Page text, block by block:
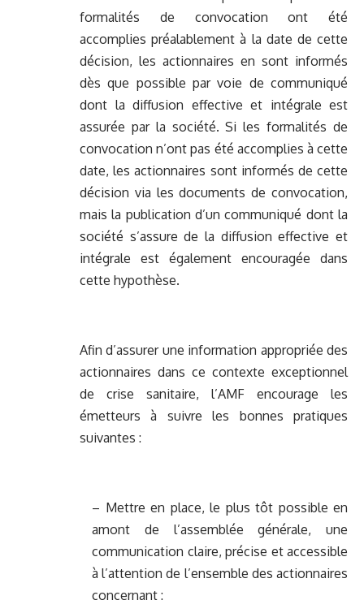
formalités de convocation ont été
accomplies préalablement à la date de cette
décision, les actionnaires en sont informés
dès que possible par voie de communiqué
dont la diffusion effective et intégrale est
assurée par la société. Si les formalités de
convocation n’ont pas été accomplies à cette
date, les actionnaires sont informés de cette
décision via les documents de convocation,
mais la publication d’un communiqué dont la
société s’assure de la diffusion effective et
intégrale est également encouragée dans
cette hypothèse.
Afin d’assurer une information appropriée des
actionnaires dans ce contexte exceptionnel
de crise sanitaire, l’AMF encourage les
émetteurs à suivre les bonnes pratiques
suivantes :
– Mettre en place, le plus tôt possible en
amont de l’assemblée générale, une
communication claire, précise et accessible
à l’attention de l’ensemble des actionnaires
concernant :